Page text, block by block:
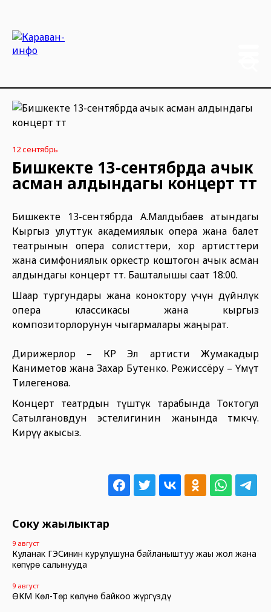
12 сентябрь
Бишкекте 13-сентябрда ачык
асман алдындагы концерт өтөт
Бишкекте 13-сентябрда А.Малдыбаев атындагы
Кыргыз улуттук академиялык опера жана балет
театрынын опера солисттери, хор артисттери
жана симфониялык оркестр коштогон ачык асман
алдындагы концерт өтөт. Башталышы саат 18:00.
Шаар тургундары жана коноктору үчүн дүйнөлүк
опера классикасы жана кыргыз
композиторлорунун чыгармалары жаңырат.
Дирижерлор – КР Эл артисти Жумакадыр
Каниметов жана Захар Бутенко. Режиссёру – Үмүт
Тилегенова.
Концерт театрдын түштүк тарабында Токтогул
Сатылгановдун эстелигинин жанында өтмөкчү.
Кирүү акысыз.
Соңку жаңылыктар
9 август
Куланак ГЭСинин курулушуна байланыштуу жаңы жол жана
көпүрө салынууда
9 август
ӨКМ Көл-Төр көлүнө байкоо жүргүздү